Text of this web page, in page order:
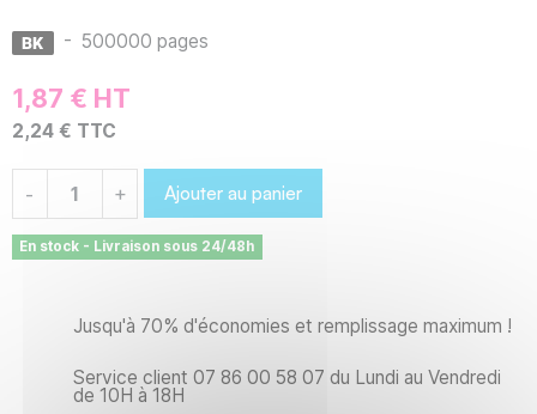
- 500000 pages
1,87 € HT
2,24 € TTC
- + Ajouter au panier
En stock - Livraison sous 24/48h
Jusqu'à 70% d'économies et remplissage maximum !
Service client 07 86 00 58 07 du Lundi au Vendredi
de 10H à 18H